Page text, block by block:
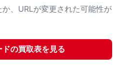
、URLが変更された可能性が
ドの買取表を見る